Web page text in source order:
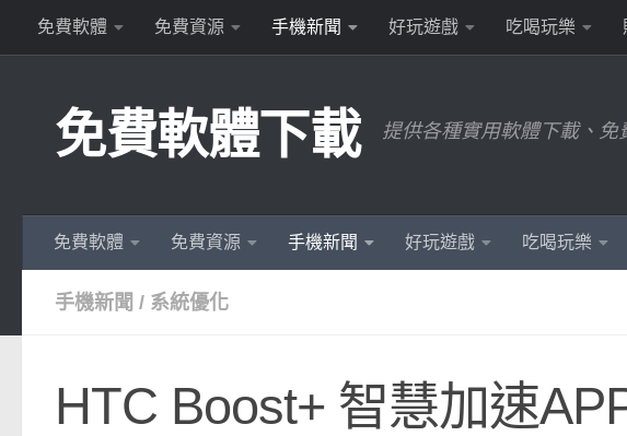
Skip to content
免費軟體 免費資源 手機新聞 好玩遊戲 吃喝玩樂
免費軟體下載 提供各種實用軟體下載、免
免費軟體 免費資源 手機新聞 好玩遊戲 吃喝玩樂
手機新聞 / 系統優化
HTC Boost+ 智慧加速